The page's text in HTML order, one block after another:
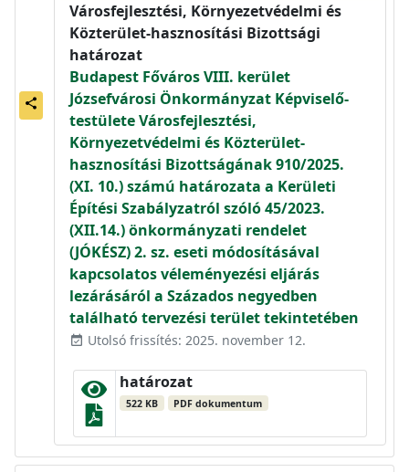
share
Városfejlesztési, Környezetvédelmi és
Közterület-hasznosítási Bizottsági
határozat
Budapest Főváros VIII. kerület
Józsefvárosi Önkormányzat Képviselő-
testülete Városfejlesztési,
Környezetvédelmi és Közterület-
hasznosítási Bizottságának 910/2025.
(XI. 10.) számú határozata a Kerületi
Építési Szabályzatról szóló 45/2023.
(XII.14.) önkormányzati rendelet
(JÓKÉSZ) 2. sz. eseti módosításával
kapcsolatos véleményezési eljárás
lezárásáról a Százados negyedben
található tervezési terület tekintetében
event_available Utolsó frissítés: 2025. november 12.
határozat
522 KB PDF dokumentum